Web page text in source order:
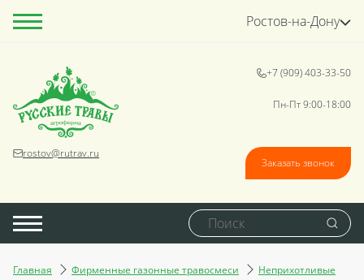
Ростов-на-Дону
rostov@rutrav.ru
+7 (909) 403-33-50
Пн-Пт 9:00-18:00
Заказать звонок
Главная Фирменные газонные травосмеси
Неприхотливые